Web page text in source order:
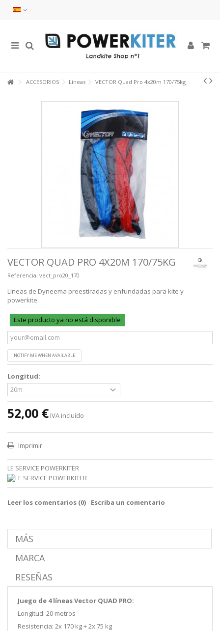
ACCESORIOS Líneas VECTOR Quad Pro 4x20m 170/75kg
VECTOR QUAD PRO 4X20M 170/75KG
Referencia: vect_pro20_170
Líneas de Dyneema preestiradas y enfundadas para kite y
powerkite.
Este producto ya no está disponible
NOTIFY ME WHEN AVAILABLE
Longitud:
52,00 € IVA incluído
Imprimir
LE SERVICE POWERKITER
Leer los comentarios (0) Escriba un comentario
MÁS
MARCA
RESEÑAS
Juego de 4 líneas Vector QUAD PRO:
Longitud: 20 metros
Resistencia: 2x 170 kg + 2x 75 kg